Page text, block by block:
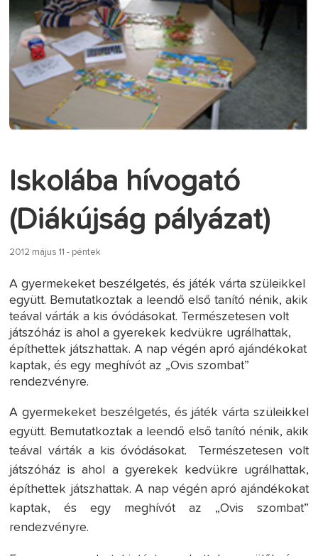
Iskolába hívogató
(Diákújság pályázat)
2012 május 11 - péntek
A gyermekeket beszélgetés, és játék várta szüleikkel
együtt. Bemutatkoztak a leendő első tanító nénik, akik
teával várták a kis óvódásokat. Természetesen volt
játszóház is ahol a gyerekek kedvükre ugrálhattak,
építhettek játszhattak. A nap végén apró ajándékokat
kaptak, és egy meghívót az „Ovis szombat”
rendezvényre.
A gyermekeket beszélgetés, és játék várta szüleikkel
együtt. Bemutatkoztak a leendő első tanító nénik, akik
teával várták a kis óvódásokat. Természetesen volt
játszóház is ahol a gyerekek kedvükre ugrálhattak,
építhettek játszhattak. A nap végén apró ajándékokat
kaptak, és egy meghívót az „Ovis szombat”
rendezvényre.